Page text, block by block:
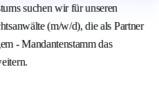
suchen wir für unseren
(m/w/d), die als Partner
- Mandantenstamm das